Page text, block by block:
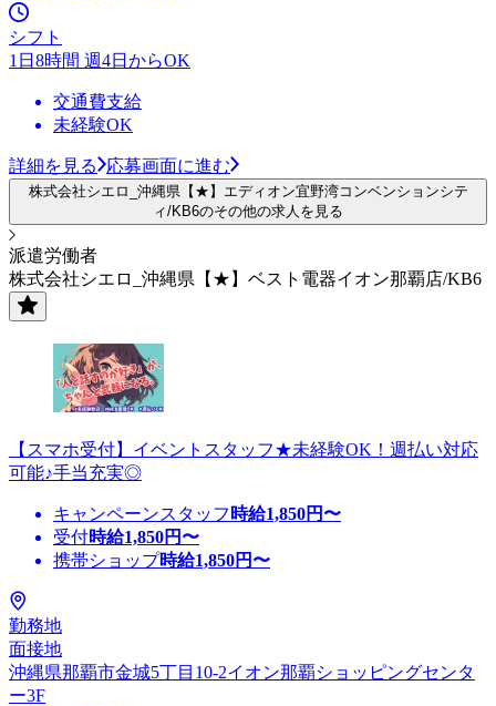
シフト
1日8時間 週4日からOK
交通費支給
未経験OK
詳細を見る 応募画面に進む
株式会社シエロ_沖縄県【★】エディオン宜野湾コンベンションシテ
ィ/KB6のその他の求人を見る
派遣労働者
株式会社シエロ_沖縄県【★】ベスト電器イオン那覇店/KB6
【スマホ受付】イベントスタッフ★未経験OK！週払い対応
可能♪手当充実◎
キャンペーンスタッフ 時給1,850円〜
受付時給1,850円〜
携帯ショップ時給1,850円〜
勤務地
面接地
沖縄県那覇市金城5丁目10-2イオン那覇ショッピングセンタ
ー3F